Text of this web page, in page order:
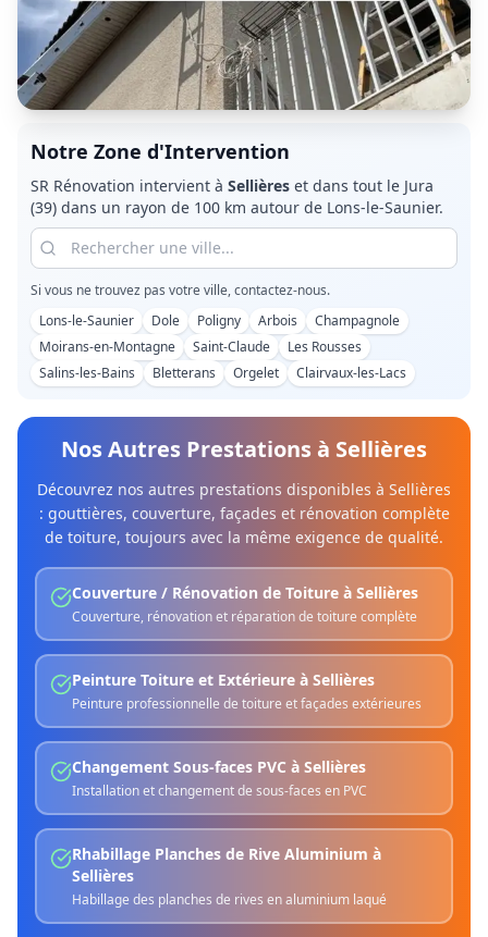
Notre Zone d'Intervention
SR Rénovation intervient à Sellières et dans tout le Jura
(39) dans un rayon de 100 km autour de Lons-le-Saunier.
Si vous ne trouvez pas votre ville, contactez-nous.
Lons-le-Saunier
Dole Poligny Arbois
Champagnole
Moirans-en-Montagne
Saint-Claude
Les Rousses
Salins-les-Bains
Bletterans Orgelet Clairvaux-les-Lacs
Nos Autres Prestations à Sellières
Découvrez nos autres prestations disponibles à Sellières
: gouttières, couverture, façades et rénovation complète
de toiture, toujours avec la même exigence de qualité.
Couverture / Rénovation de Toiture à Sellières
Couverture, rénovation et réparation de toiture complète
Peinture Toiture et Extérieure à Sellières
Peinture professionnelle de toiture et façades extérieures
Changement Sous-faces PVC à Sellières
Installation et changement de sous-faces en PVC
Rhabillage Planches de Rive Aluminium à
Sellières
Habillage des planches de rives en aluminium laqué